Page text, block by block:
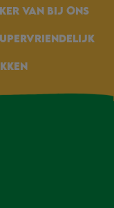
van bij ons